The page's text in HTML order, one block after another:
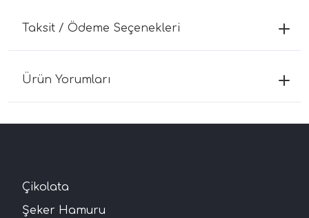
Taksit / Ödeme Seçenekleri
Ürün Yorumları
Çikolata
Şeker Hamuru